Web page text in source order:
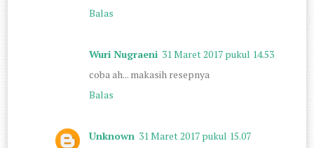
Balas
Wuri Nugraeni 31 Maret 2017 pukul 14.53
coba ah... makasih resepnya
Balas
Unknown 31 Maret 2017 pukul 15.07